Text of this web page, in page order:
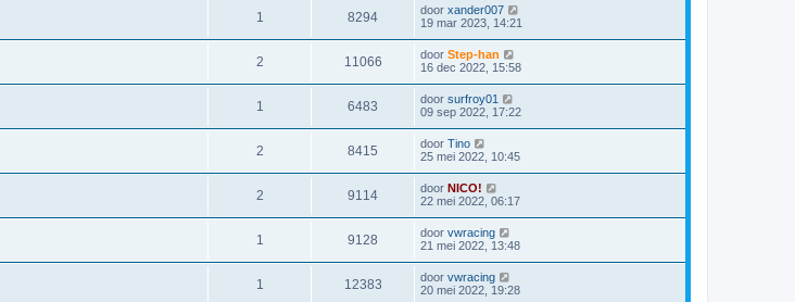
1 8294 door xander007
19 mar 2023, 14:21
2 11066 door Step-han
16 dec 2022, 15:58
1 6483 door surfroy01
09 sep 2022, 17:22
2 8415 door Tino
25 mei 2022, 10:45
2 9114 door NICO!
22 mei 2022, 06:17
1 9128 door vwracing
21 mei 2022, 13:48
1 12383 door vwracing
20 mei 2022, 19:28